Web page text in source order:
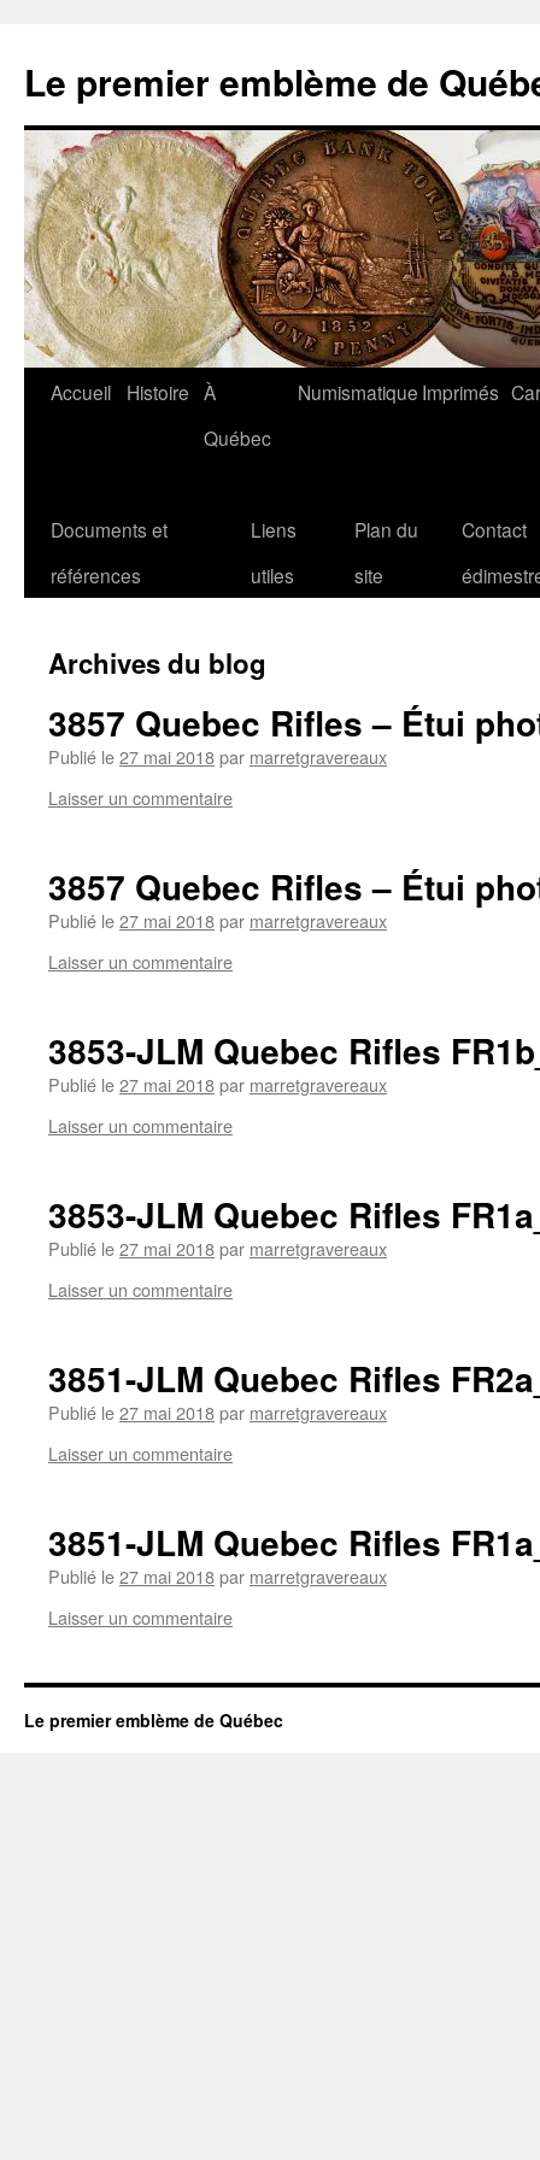
contenu
Le premier emblème de
Accueil Histoire À
Québec
Numismatique Imprimés
Documents et
références
Liens
utiles
Plan du
site
Contact
Archives du blog
3857 Quebec Rifles – Étui
Publié le27 mai 2018par marretgravereaux
Laisser un commentaire
3857 Quebec Rifles – Étui
Publié le27 mai 2018par marretgravereaux
Laisser un commentaire
3853-JLM Quebec Rifles
Publié le27 mai 2018par marretgravereaux
Laisser un commentaire
3853-JLM Quebec Rifles
Publié le27 mai 2018par marretgravereaux
Laisser un commentaire
3851-JLM Quebec Rifles
Publié le27 mai 2018par marretgravereaux
Laisser un commentaire
3851-JLM Quebec Rifles
Publié le27 mai 2018par marretgravereaux
Laisser un commentaire
Le premier emblème de Québec